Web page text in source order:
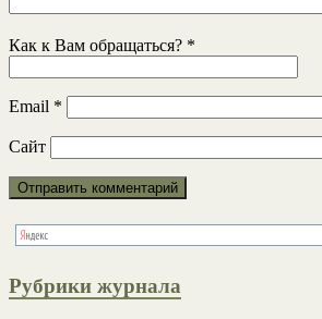
Как к Вам обращаться? *
Email *
Сайт
Рубрики журнала